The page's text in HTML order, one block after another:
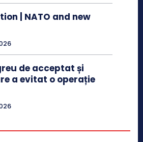
| NATO and new
de acceptat și
a evitat o operație